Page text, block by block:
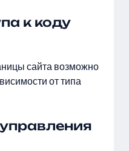
к коду
сайта возможно
от типа